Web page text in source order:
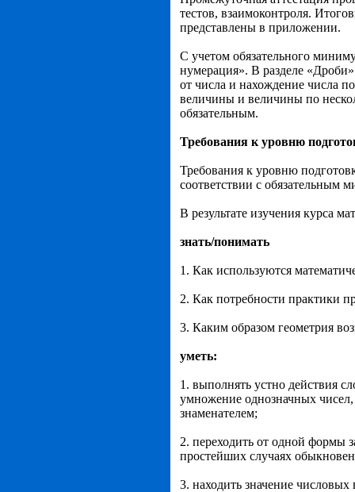
тестов, взаимоконтроля.
представлены в приложении.
С учетом обязательного
нумерация». В разделе
от числа и нахождение числа
величины и величины по
обязательным.
Требования к уровню
Требования к уровню
соответствии с обязательным
В результате изучения курса
знать/понимать
1. Как используются
2. Как потребности практики
3. Каким образом геометрия
уметь:
1. выполнять устно действия
умножение однозначных
знаменателем;
2. переходить от одной формы
простейших случаях
3. находить значение